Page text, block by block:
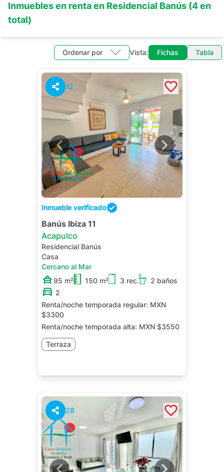
Inmuebles en rentaen Residencial Banús (4en
total)
Ordenar por Vista: Fichas Tabla
12
Inmueble verificado
Banús Ibiza 11
Acapulco
Residencial Banús
Casa
Cercano al Mar
95 m²
150 m² 3 rec.
2 baños
2
Renta/noche temporada regular: MXN
$3300
Renta/noche temporada alta: MXN $3550
Terraza
28